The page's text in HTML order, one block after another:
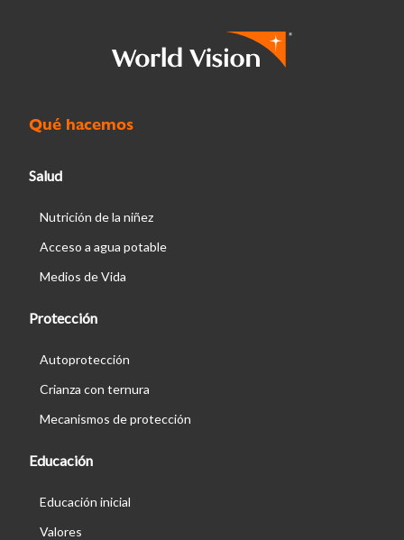
Qué hacemos
Salud
Nutrición de la niñez
Acceso a agua potable
Medios de Vida
Protección
Autoprotección
Crianza con ternura
Mecanismos de protección
Educación
Educación inicial
Valores